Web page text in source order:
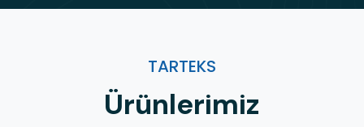
TARTEKS
Ürünlerimiz